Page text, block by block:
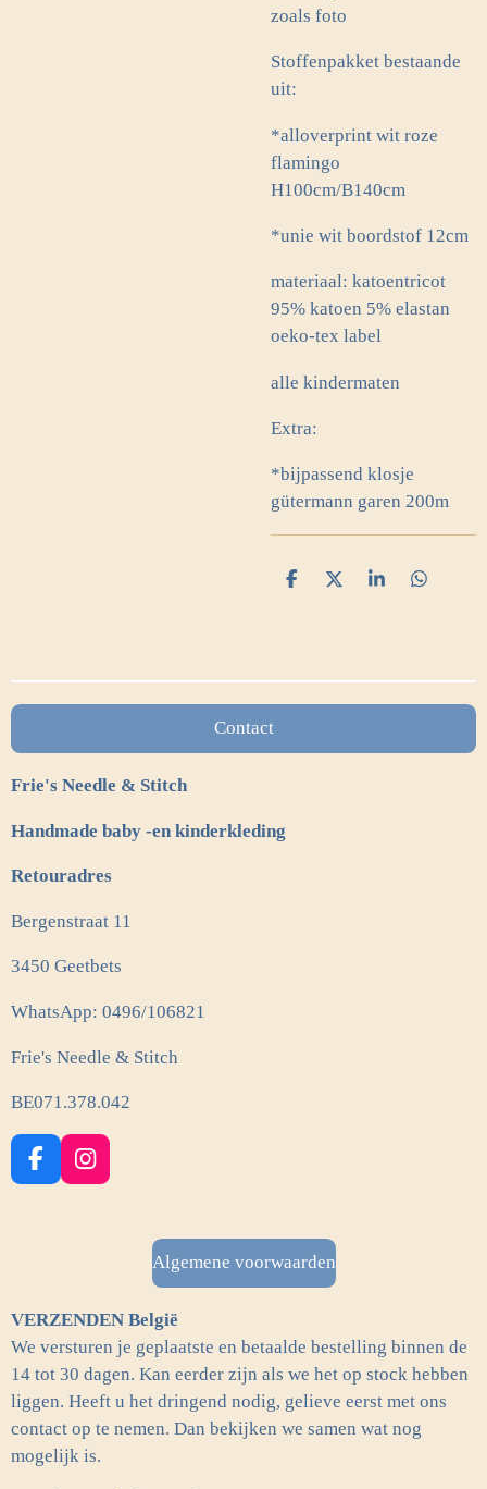
zoals foto
Stoffenpakket bestaande
uit:
*alloverprint wit roze
flamingo
H100cm/B140cm
*unie wit boordstof 12cm
materiaal: katoentricot
95% katoen 5% elastan
oeko-tex label
alle kindermaten
Extra:
*bijpassend klosje
gütermann garen 200m
D
D
S
D
Contact
Frie's Needle & Stitch
Handmade baby -en kinderkleding
Retouradres
Bergenstraat 11
3450 Geetbets
WhatsApp: 0496/106821
Frie's Needle & Stitch
BE071.378.042
F
a
k
I
n
a
m
Algemene voorwaarden
VERZENDEN België
We versturen je geplaatste en betaalde bestelling binnen de
14 tot 30 dagen. Kan eerder zijn als we het op stock hebben
liggen. Heeft u het dringend nodig, gelieve eerst met ons
contact op te nemen. Dan bekijken we samen wat nog
mogelijk is.